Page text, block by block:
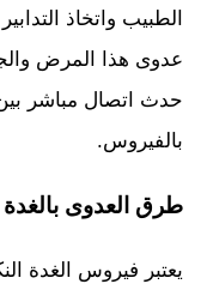
الطبيب واتخاذ
عدوى هذا المرض
حدث اتصال مباشر
بالفيروس.
طرق العدوى بالغدة
يعتبر فيروس الغدة